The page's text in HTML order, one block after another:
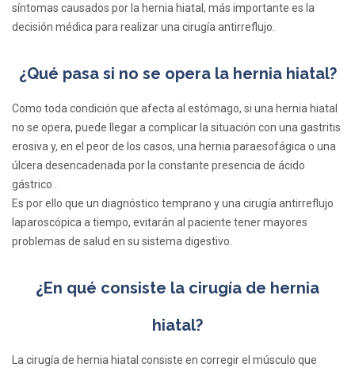
síntomas causados por la hernia hiatal, más importante es la
decisión médica para realizar una cirugía antirreflujo.
¿Qué pasa si no se opera la hernia hiatal?
Como toda condición que afecta al estómago, si una hernia hiatal
no se opera, puede llegar a complicar la situación con una gastritis
erosiva y, en el peor de los casos, una hernia paraesofágica o una
úlcera desencadenada por la constante presencia de ácido
gástrico .
Es por ello que un diagnóstico temprano y una cirugía antirreflujo
laparoscópica a tiempo, evitarán al paciente tener mayores
problemas de salud en su sistema digestivo.
¿En qué consiste la cirugía de hernia
hiatal?
La cirugía de hernia hiatal consiste en corregir el músculo que